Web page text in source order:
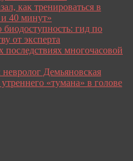
как тренироваться в
и 40 минут»
биодоступность: гид по
от эксперта
последствиях многочасовой
Демьяновская
«тумана» в голове